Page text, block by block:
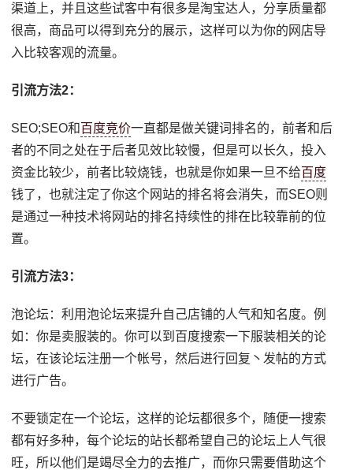
渠道上，并且这些试客中有很多是淘宝达人，分享质量都
很高，商品可以得到充分的展示，这样可以为你的网店导
入比较客观的流量。
引流方法2：
SEO;SEO和百度竞价一直都是做关键词排名的，前者和后
者的不同之处在于后者见效比较慢，但是可以长久，投入
资金比较少，前者比较烧钱，也就是你如果一旦不给百度
钱了，也就注定了你这个网站的排名将会消失，而SEO则
是通过一种技术将网站的排名持续性的排在比较靠前的位
置。
引流方法3：
泡论坛：利用泡论坛来提升自己店铺的人气和知名度。例
如：你是卖服装的。你可以到百度搜索一下服装相关的论
坛，在该论坛注册一个帐号，然后进行回复丶发帖的方式
进行广告。
不要锁定在一个论坛，这样的论坛都很多个，随便一搜索
都有好多种，每个论坛的站长都希望自己的论坛上人气很
旺，所以他们是竭尽全力的去推广，而你只需要借助这个